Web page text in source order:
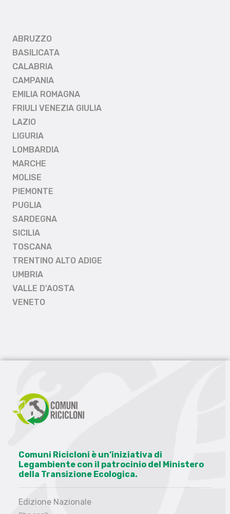
ABRUZZO
BASILICATA
CALABRIA
CAMPANIA
EMILIA ROMAGNA
FRIULI VENEZIA GIULIA
LAZIO
LIGURIA
LOMBARDIA
MARCHE
MOLISE
PIEMONTE
PUGLIA
SARDEGNA
SICILIA
TOSCANA
TRENTINO ALTO ADIGE
UMBRIA
VALLE D'AOSTA
VENETO
Comuni Ricicloni è un’iniziativa di
Legambiente con il patrocinio del Ministero
della Transizione Ecologica.
Edizione Nazionale